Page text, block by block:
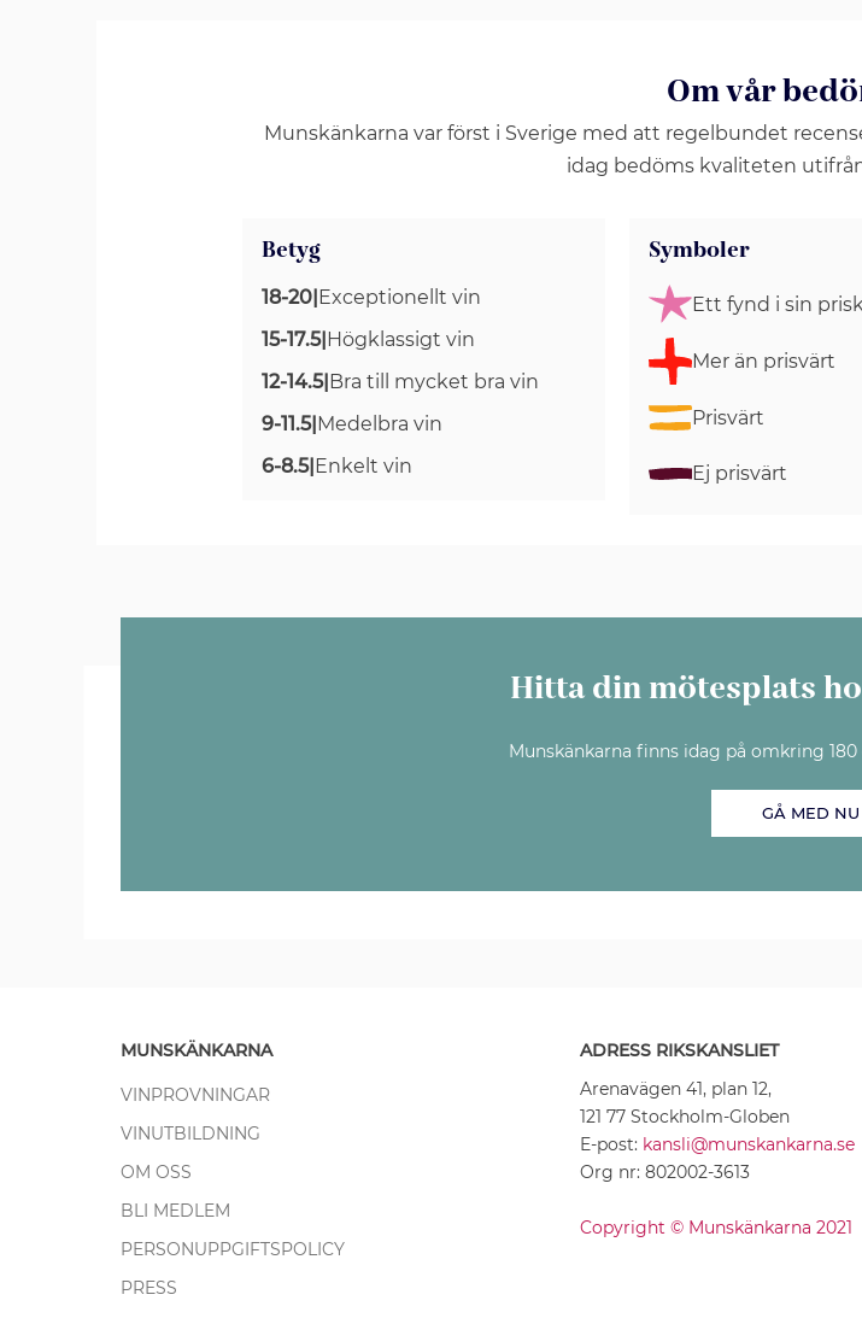
Om vår
Munskänkarna var först i Sverige med att regelbundet
idag bedöms kvaliteten
Betyg
18-20|Exceptionellt vin
15-17.5|Högklassigt vin
12-14.5|Bra till mycket bra vin
9-11.5|Medelbra vin
6-8.5|Enkelt vin
Symboler
Ett fynd i sin
Mer än prisvärt
Prisvärt
Ej prisvärt
Hitta din mötesplats
Munskänkarna finns idag på omkring
GÅ MED NU
MUNSKÄNKARNA
VINPROVNINGAR
VINUTBILDNING
OM OSS
BLI MEDLEM
PERSONUPPGIFTSPOLICY
PRESS
ADRESS RIKSKANSLIET
Arenavägen 41, plan 12,
121 77 Stockholm-Globen
E-post: kansli@munskankarna.se
Org nr: 802002-3613
Copyright © Munskänkarna 2021